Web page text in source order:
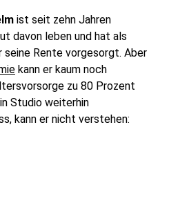
ist seit zehn Jahren
davon leben und hat als
Rente vorgesorgt. Aber
kann er kaum noch
zu 80 Prozent
Studio weiterhin
kann er nicht verstehen: